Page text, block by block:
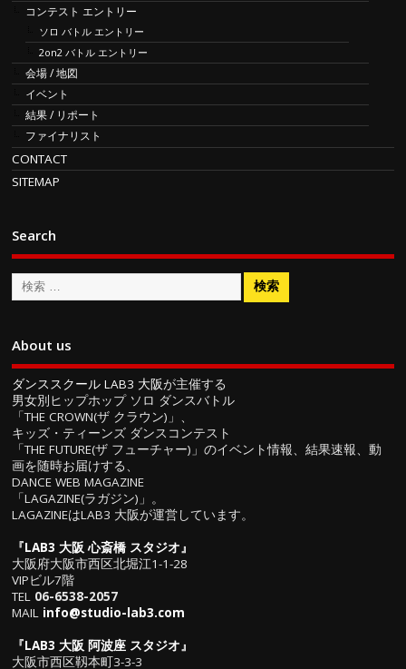
コンテスト エントリー
ソロ バトル エントリー
2on2 バトル エントリー
会場 / 地図
イベント
結果 / リポート
ファイナリスト
CONTACT
SITEMAP
Search
About us
ダンススクール LAB3 大阪が主催する
男女別ヒップホップ ソロ ダンスバトル
「THE CROWN(ザ クラウン)」、
キッズ・ティーンズ ダンスコンテスト
「THE FUTURE(ザ フューチャー)」のイベント情報、結果速報、動
画を随時お届けする、
DANCE WEB MAGAZINE
「LAGAZINE(ラガジン)」。
LAGAZINEはLAB3 大阪が運営しています。
『LAB3 大阪 心斎橋 スタジオ』
大阪府大阪市西区北堀江1-1-28
VIPビル7階
TEL 06-6538-2057
MAIL info@studio-lab3.com
『LAB3 大阪 阿波座 スタジオ』
大阪市西区靱本町3-3-3